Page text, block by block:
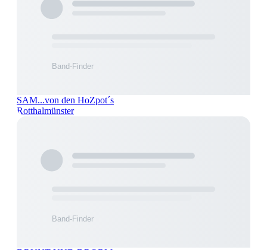
SAM...von den HoZpot´s
Rotthalmünster